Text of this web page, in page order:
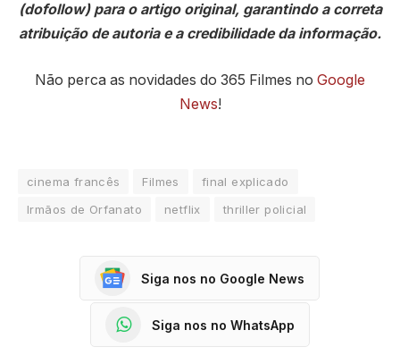
(dofollow) para o artigo original, garantindo a correta
atribuição de autoria e a credibilidade da informação.
Não perca as novidades do 365 Filmes no Google
News!
cinema francês Filmes
final explicado
Irmãos de Orfanato
netflix thriller policial
Siga nos no Google News
Siga nos no WhatsApp